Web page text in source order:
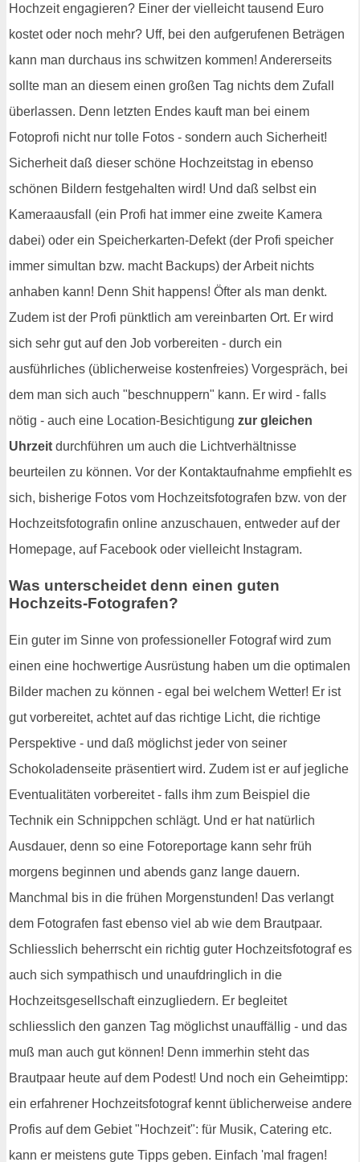
Hochzeit engagieren? Einer der vielleicht tausend Euro
kostet oder noch mehr? Uff, bei den aufgerufenen Beträgen
kann man durchaus ins schwitzen kommen! Andererseits
sollte man an diesem einen großen Tag nichts dem Zufall
überlassen. Denn letzten Endes kauft man bei einem
Fotoprofi nicht nur tolle Fotos - sondern auch Sicherheit!
Sicherheit daß dieser schöne Hochzeitstag in ebenso
schönen Bildern festgehalten wird! Und daß selbst ein
Kameraausfall (ein Profi hat immer eine zweite Kamera
dabei) oder ein Speicherkarten-Defekt (der Profi speicher
immer simultan bzw. macht Backups) der Arbeit nichts
anhaben kann! Denn Shit happens! Öfter als man denkt.
Zudem ist der Profi pünktlich am vereinbarten Ort. Er wird
sich sehr gut auf den Job vorbereiten - durch ein
ausführliches (üblicherweise kostenfreies) Vorgespräch, bei
dem man sich auch "beschnuppern" kann. Er wird - falls
nötig - auch eine Location-Besichtigung zur gleichen
Uhrzeit durchführen um auch die Lichtverhältnisse
beurteilen zu können. Vor der Kontaktaufnahme empfiehlt es
sich, bisherige Fotos vom Hochzeitsfotografen bzw. von der
Hochzeitsfotografin online anzuschauen, entweder auf der
Homepage, auf Facebook oder vielleicht Instagram.
Was unterscheidet denn einen guten
Hochzeits-Fotografen?
Ein guter im Sinne von professioneller Fotograf wird zum
einen eine hochwertige Ausrüstung haben um die optimalen
Bilder machen zu können - egal bei welchem Wetter! Er ist
gut vorbereitet, achtet auf das richtige Licht, die richtige
Perspektive - und daß möglichst jeder von seiner
Schokoladenseite präsentiert wird. Zudem ist er auf jegliche
Eventualitäten vorbereitet - falls ihm zum Beispiel die
Technik ein Schnippchen schlägt. Und er hat natürlich
Ausdauer, denn so eine Fotoreportage kann sehr früh
morgens beginnen und abends ganz lange dauern.
Manchmal bis in die frühen Morgenstunden! Das verlangt
dem Fotografen fast ebenso viel ab wie dem Brautpaar.
Schliesslich beherrscht ein richtig guter Hochzeitsfotograf es
auch sich sympathisch und unaufdringlich in die
Hochzeitsgesellschaft einzugliedern. Er begleitet
schliesslich den ganzen Tag möglichst unauffällig - und das
muß man auch gut können! Denn immerhin steht das
Brautpaar heute auf dem Podest! Und noch ein Geheimtipp:
ein erfahrener Hochzeitsfotograf kennt üblicherweise andere
Profis auf dem Gebiet "Hochzeit": für Musik, Catering etc.
kann er meistens gute Tipps geben. Einfach 'mal fragen!